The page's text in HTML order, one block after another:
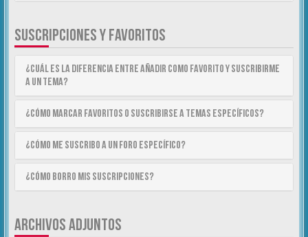
SUSCRIPCIONES Y FAVORITOS
¿Cuál es la diferencia entre añadir como Favorito y suscribirme
a un tema?
¿Cómo marcar Favoritos o suscribirse a temas específicos?
¿Cómo me suscribo a un foro específico?
¿Cómo borro mis suscripciones?
ARCHIVOS ADJUNTOS